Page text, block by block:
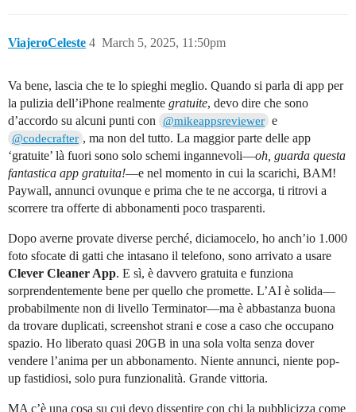
ViajeroCeleste March 5, 2025, 11:50pm
4
Va bene, lascia che te lo spieghi meglio. Quando si parla di app per
la pulizia dell’iPhone realmente gratuite, devo dire che sono
d’accordo su alcuni punti con
@mikeappsreviewer e
@codecrafter , ma non del tutto. La maggior parte delle app
‘gratuite’ là fuori sono solo schemi ingannevoli—oh, guarda questa
fantastica app gratuita!—e nel momento in cui la scarichi, BAM!
Paywall, annunci ovunque e prima che te ne accorga, ti ritrovi a
scorrere tra offerte di abbonamenti poco trasparenti.
Dopo averne provate diverse perché, diciamocelo, ho anch’io 1.000
foto sfocate di gatti che intasano il telefono, sono arrivato a usare
Clever Cleaner App. E sì, è davvero gratuita e funziona
sorprendentemente bene per quello che promette. L’AI è solida—
probabilmente non di livello Terminator—ma è abbastanza buona
da trovare duplicati, screenshot strani e cose a caso che occupano
spazio. Ho liberato quasi 20GB in una sola volta senza dover
vendere l’anima per un abbonamento. Niente annunci, niente pop-
up fastidiosi, solo pura funzionalità. Grande vittoria.
MA c’è una cosa su cui devo dissentire con chi la pubblicizza come